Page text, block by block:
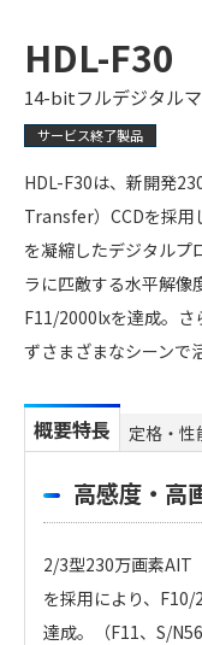
HDL-F30
14-bitフルデジタル
サービス終了製品
HDL-F30は、新開発
Transfer）CCDを採用
を凝縮したデジタルプ
ラに匹敵する水平解像
F11/2000lxを達成。さ
ずさまざまなシーンで
概要特長 定格・性
高感度・高
2/3型230万画素
を採用により、
達成。（F11、S/